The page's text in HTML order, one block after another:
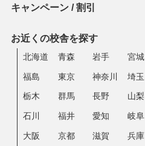
キャンペーン / 割引
お近くの校舎を探す
北海道 青森 岩手 宮城
福島 東京 神奈川 埼玉
栃木 群馬 長野 山梨
石川 福井 愛知 岐阜
大阪 京都 滋賀 兵庫